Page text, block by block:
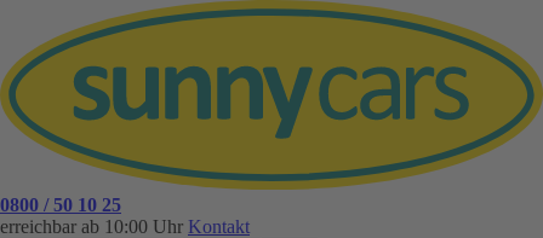
0800 / 50 10 25
erreichbar ab 10:00 Uhr Kontakt